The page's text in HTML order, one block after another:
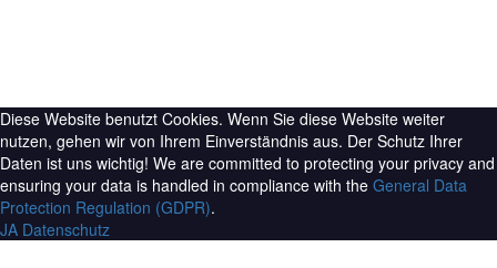
Diese Website benutzt Cookies. Wenn Sie diese Website weiter
nutzen, gehen wir von Ihrem Einverständnis aus. Der Schutz Ihrer
Daten ist uns wichtig! We are committed to protecting your privacy and
ensuring your data is handled in compliance with the General Data
Protection Regulation (GDPR).
JA Datenschutz